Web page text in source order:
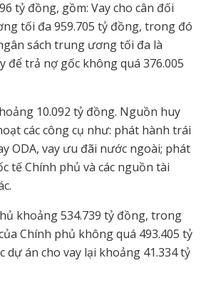
tỷ đồng, gồm: Vay cho cân đối
tối đa 959.705 tỷ đồng, trong đó
sách trung ương tối đa là
để trả nợ gốc không quá 376.005
10.092 tỷ đồng. Nguồn huy
các công cụ như: phát hành trái
ODA, vay ưu đãi nước ngoài; phát
tế Chính phủ và các nguồn tài
khoảng 534.739 tỷ đồng, trong
Chính phủ không quá 493.405 tỷ
dự án cho vay lại khoảng 41.334 tỷ